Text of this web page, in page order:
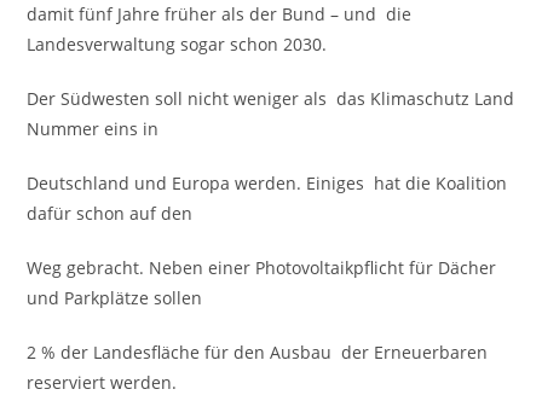
damit fünf Jahre früher als der Bund – und die
Landesverwaltung sogar schon 2030.
Der Südwesten soll nicht weniger als das Klimaschutz Land
Nummer eins in
Deutschland und Europa werden. Einiges hat die Koalition
dafür schon auf den
Weg gebracht. Neben einer Photovoltaikpflicht für Dächer
und Parkplätze sollen
2 % der Landesfläche für den Ausbau der Erneuerbaren
reserviert werden.